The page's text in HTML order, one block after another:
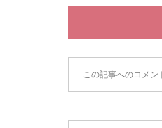
この記事へのコメン